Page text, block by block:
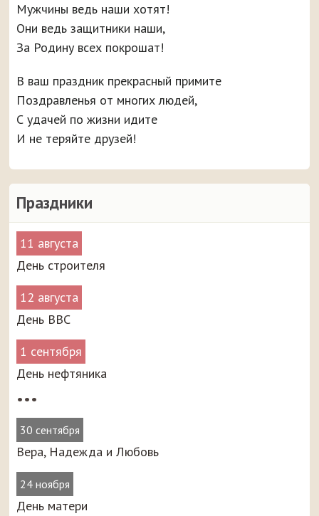
Праздники
11 августа
День строителя
12 августа
День ВВС
1 сентября
День нефтяника
•••
30 сентября
Вера, Надежда и Любовь
24 ноября
День матери
Мужчины ведь наши хотят!
Они ведь защитники наши,
За Родину всех покрошат!
В ваш праздник прекрасный примите
Поздравленья от многих людей,
С удачей по жизни идите
И не теряйте друзей!